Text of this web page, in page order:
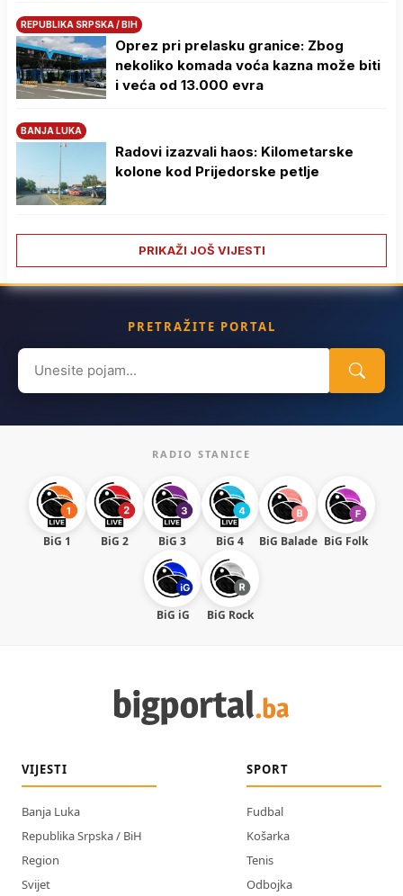
REPUBLIKA SRPSKA / BIH
Oprez pri prelasku granice: Zbog
nekoliko komada voća kazna može biti
i veća od 13.000 evra
BANJA LUKA
Radovi izazvali haos: Kilometarske
kolone kod Prijedorske petlje
PRIKAŽI JOŠ VIJESTI
PRETRAŽITE PORTAL
Search
for:
RADIO STANICE
BiG 1 BiG 2 BiG 3 BiG 4 BiG Balade BiG Folk
BiG iG BiG Rock
VIJESTI
Banja Luka
Republika Srpska / BiH
Region
Svijet
SPORT
Fudbal
Košarka
Tenis
Odbojka